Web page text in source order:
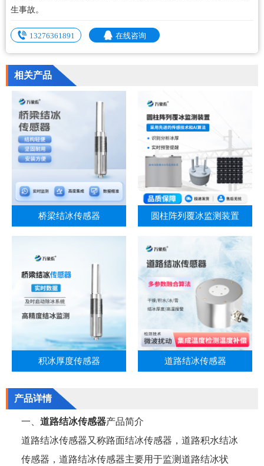
生事故。
13276361891 在线咨询
相关产品
桥梁结冰传感器 圆柱阵列覆冰监测装置
积冰厚度传感器 道路结冰传感器
产品详情
一、 道路结冰传感器产品简介
道路结冰传感器又称路面结冰传感器，道路积水结冰
传感器，道路结冰传感器主要用于监测道路结冰状